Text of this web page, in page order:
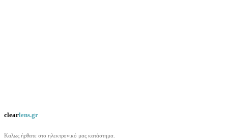
clearlens.gr
Καλως ήρθατε στο ηλεκτρονικό μας κατάστημα.